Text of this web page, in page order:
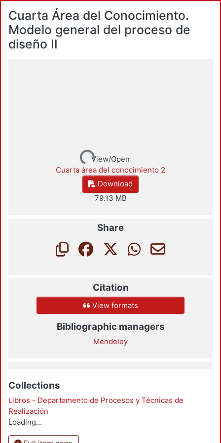
Cuarta Área del Conocimiento.
Modelo general del proceso de
diseño II
Loading...View/Open
Cuarta área del conocimiento 2
Download
79.13 MB
Share
Citation
View formats
Bibliographic managers
Mendeley
Collections
Libros - Departamento de Procesos y Técnicas de
Realización
Loading...